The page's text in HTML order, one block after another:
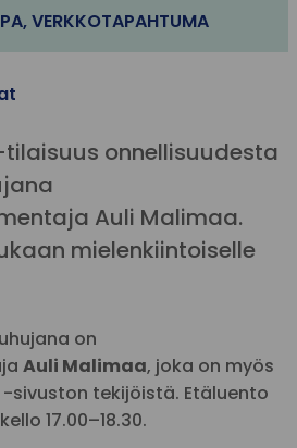
,VERKKOTAPAHTUMA
tilaisuus onnellisuudesta
Auli Malimaa.
mielenkiintoiselle
on
Auli Malimaa, joka on myös
-sivuston tekijöistä. Etäluento
17.00–18.30.